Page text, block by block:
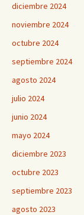
diciembre 2024
noviembre 2024
octubre 2024
septiembre 2024
agosto 2024
julio 2024
junio 2024
mayo 2024
diciembre 2023
octubre 2023
septiembre 2023
agosto 2023